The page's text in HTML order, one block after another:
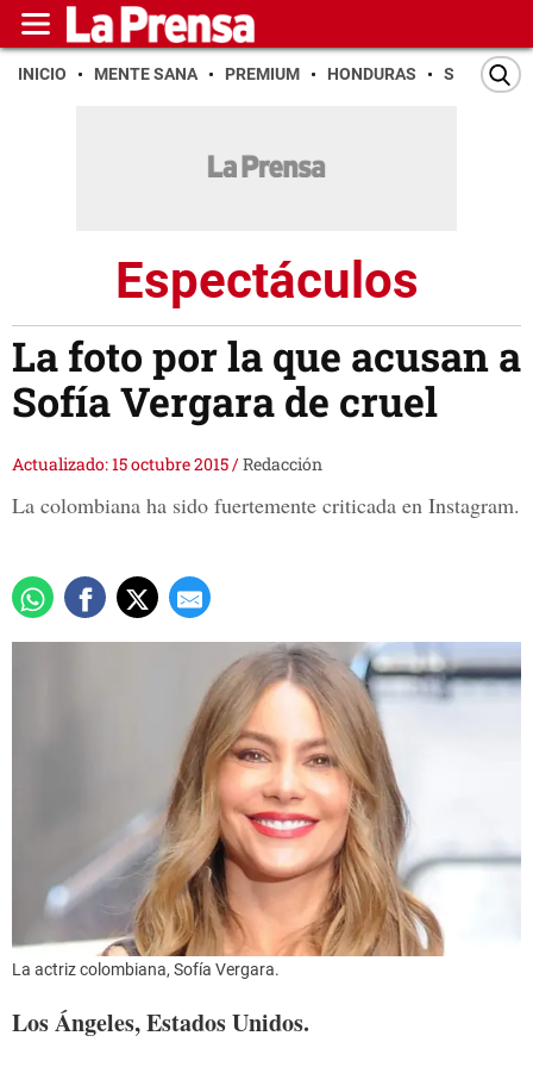
INICIO MENTE SANA PREMIUM HONDURAS SAN PEDRO
Espectáculos
La foto por la que acusan a
Sofía Vergara de cruel
Actualizado: 15 octubre 2015/Redacción
La colombiana ha sido fuertemente criticada en Instagram.
La actriz colombiana, Sofía Vergara.
Los Ángeles, Estados Unidos.